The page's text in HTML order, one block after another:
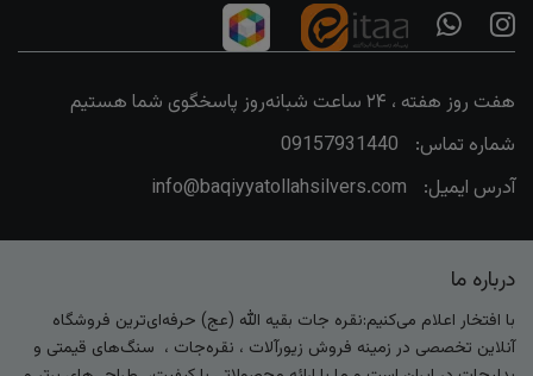
هفت روز هفته ، ۲۴ ساعت شبانه‌روز پاسخگوی شما هستیم
شماره تماس:
09157931440
آدرس ایمیل:
info@baqiyyatollahsilvers.com
درباره ما
با افتخار اعلام می‌کنیم:نقره جات بقیه الله (عج) حرفه‌ای‌ترین فروشگاه
آنلاین تخصصی در زمینه فروش زیورآلات ، نقره‌جات ، سنگ‌های قیمتی و